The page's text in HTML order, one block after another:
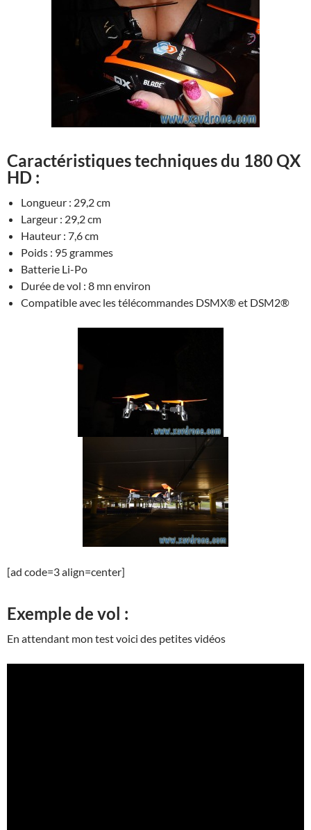
Caractéristiques techniques du 180 QX
HD :
Longueur : 29,2 cm
Largeur : 29,2 cm
Hauteur : 7,6 cm
Poids : 95 grammes
Batterie Li-Po
Durée de vol : 8 mn environ
Compatible avec les télécommandes DSMX® et DSM2®
[ad code=3 align=center]
Exemple de vol :
En attendant mon test voici des petites vidéos